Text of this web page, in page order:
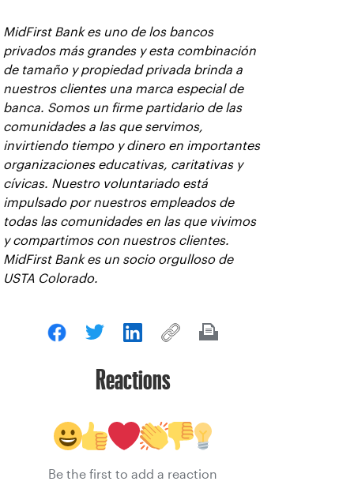
MidFirst Bank es uno de los bancos
privados más grandes y esta combinación
de tamaño y propiedad privada brinda a
nuestros clientes una marca especial de
banca. Somos un firme partidario de las
comunidades a las que servimos,
invirtiendo tiempo y dinero en importantes
organizaciones educativas, caritativas y
cívicas. Nuestro voluntariado está
impulsado por nuestros empleados de
todas las comunidades en las que vivimos
y compartimos con nuestros clientes.
MidFirst Bank es un socio orgulloso de
USTA Colorado.
Reactions
Be the first to add a reaction